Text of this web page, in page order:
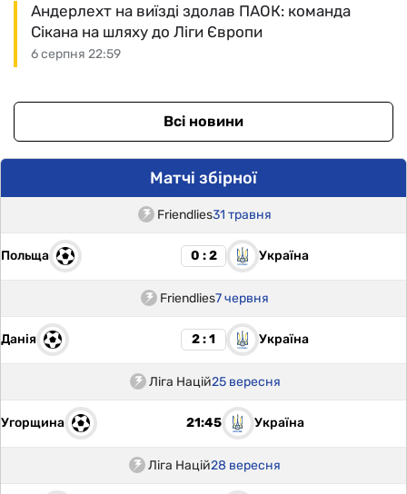
6 серпня 22:59
Андерлехт на виїзді здолав ПАОК: команда
Сікана на шляху до Ліги Європи
Всі новини
Матчі збірної
Friendlies31 травня
Польща 0 : 2 Україна
Friendlies7 червня
Данія 2 : 1 Україна
Ліга Націй25 вересня
Угорщина 21:45 Україна
Ліга Націй28 вересня